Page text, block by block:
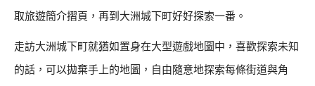
取旅遊簡介摺頁，再到大洲城下町好好探索一番。
走訪大洲城下町就猶如置身在大型遊戲地圖中，喜歡探索未知
的話，可以拋棄手上的地圖，自由隨意地探索每條街道與角